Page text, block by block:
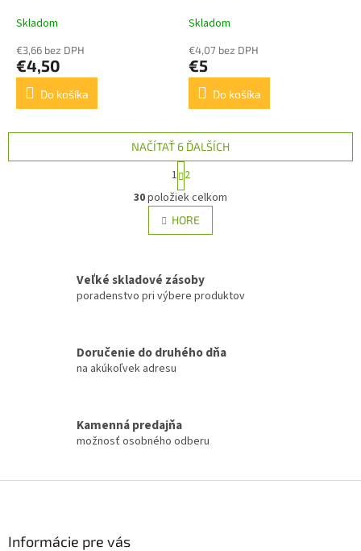
Skladom
€3,66 bez DPH
€4,50
Do košíka
Skladom
€4,07 bez DPH
€5
Do košíka
O
v
l
á
c
i
r
v
ý
p
i
u
NAČÍTAŤ 6 ĎALŠÍCH
S
t
r
á
n
k
a
n
i
1 2
30položiek celkom
HORE
Veľké skladové zásoby
poradenstvo pri výbere produktov
Doručenie do druhého dňa
na akúkoľvek adresu
Kamenná predajňa
možnosť osobného odberu
Informácie pre vás